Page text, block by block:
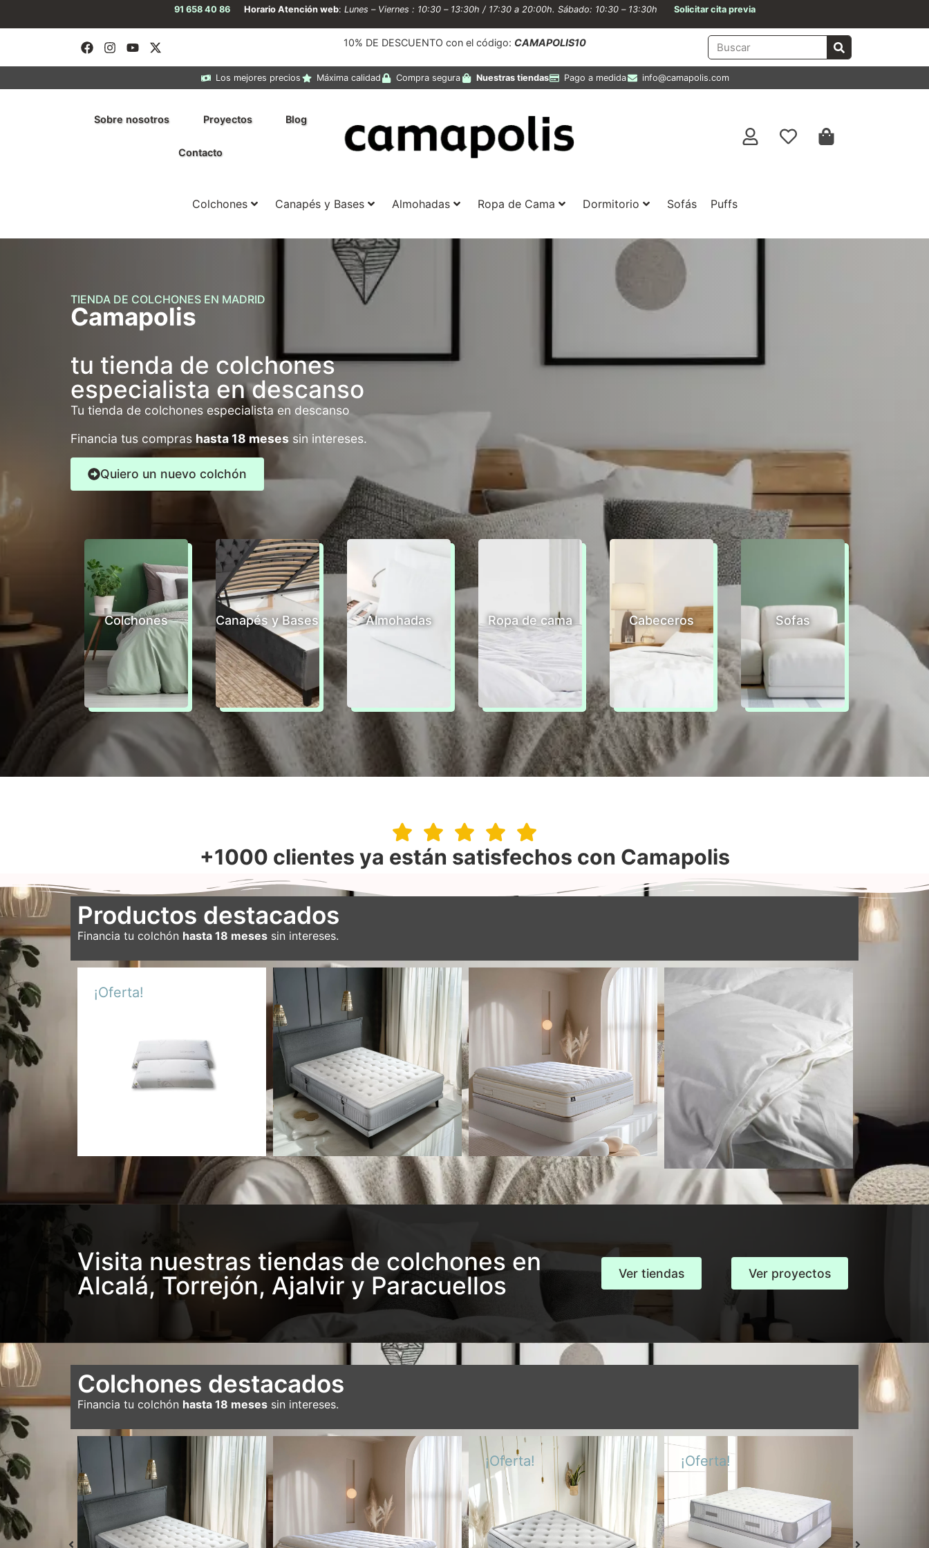
91 658 40 86 Horario Atención web: Lunes – Viernes : 10:30 – 13:30h / 17:30 a 20:00h. Sábado: 10:30 – 13:30h Solicitar cita previa
10% DE DESCUENTO con el código: CAMAPOLIS10
Los mejores precios Máxima calidad Compra segura Nuestras tiendas Pago a medida info@camapolis.com
Sobre nosotros Proyectos Blog
Contacto
Colchones Canapés y Bases Almohadas Ropa de Cama Dormitorio Sofás Puffs
TIENDA DE COLCHONES EN MADRID
Camapolis
tu tienda de colchones
especialista en descanso
Tu tienda de colchones especialista en descanso
Financia tus compras hasta 18 meses sin intereses.
Quiero un nuevo colchón
Colchones Canapés y Bases Almohadas Ropa de cama Cabeceros Sofas
+1000 clientes ya están satisfechos con Camapolis
Productos destacados
Financia tu colchón hasta 18 meses sin intereses.
¡Oferta!
Almohada Viscoelástica Viaje-
PACK 2 almohadas
Colchón Dual Fresh
Desde1.286,28 €
Seleccionar opciones
Colchón Sublime
Desde 1.350,00€
Seleccionar opciones
Edredón Nórdico Duvet plumón y
plumitas
Desde82,00€
Seleccionar opciones
Visita nuestras tiendas de colchones en
Alcalá, Torrejón, Ajalvir y Paracuellos
Ver tiendas Ver proyectos
Colchones destacados
Financia tu colchón hasta 18 meses sin intereses.
Cooling
€
Colchón Dual Fresh Colchón Sublime
¡Oferta!
Colchón Premium Top
¡Oferta!
Colchón Select
Desde569,00 €